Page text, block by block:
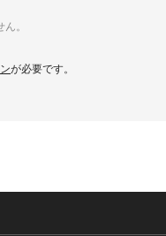
。
が必要です。